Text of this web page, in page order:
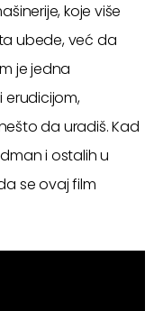
koje više
ubede, već da
je jedna
da uradiš. Kad
i ostalih u
se ovaj film